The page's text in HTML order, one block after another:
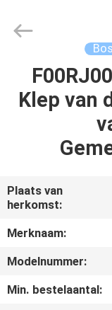
THUIS
ONS
AUTO
PARTS
Klep van
Plaats van
herkomst:
Merknaam:
Modelnummer:
Min. bestelaantal: